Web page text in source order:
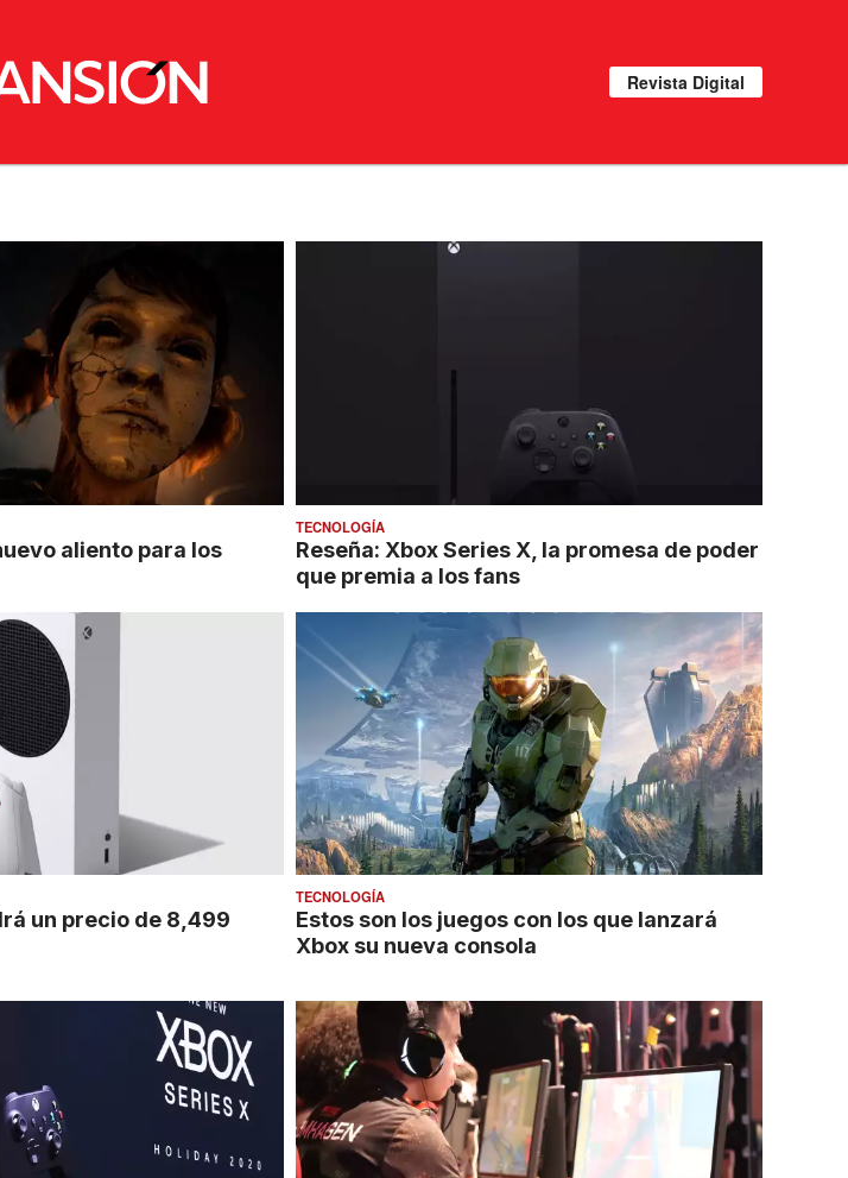
Revista Digital
aliento para los
TECNOLOGÍA
Reseña: Xbox Series X, la promesa de poder
que premia a los fans
un precio de 8,499
TECNOLOGÍA
Estos son los juegos con los que lanzará
Xbox su nueva consola